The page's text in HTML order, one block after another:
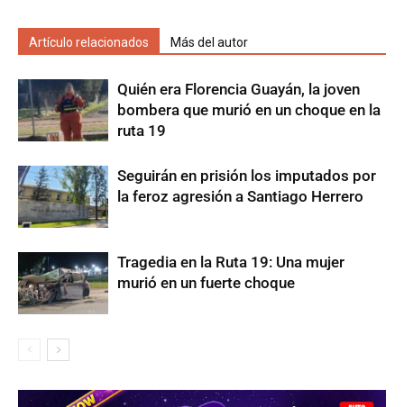
Artículo relacionados Más del autor
Quién era Florencia Guayán, la joven
bombera que murió en un choque en la
ruta 19
Seguirán en prisión los imputados por
la feroz agresión a Santiago Herrero
Tragedia en la Ruta 19: Una mujer
murió en un fuerte choque